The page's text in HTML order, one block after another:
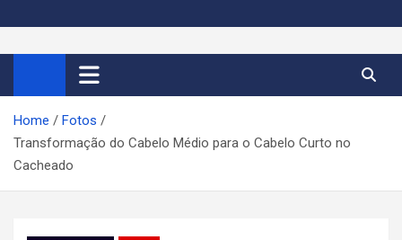
i
t
n
Cortes de Cabelo Curto
Feminino 2026
Moda e tendências dos cabelos curtos femininos 2026
Home
Fotos
Transformação do Cabelo Médio para o Cabelo Curto no
Cacheado